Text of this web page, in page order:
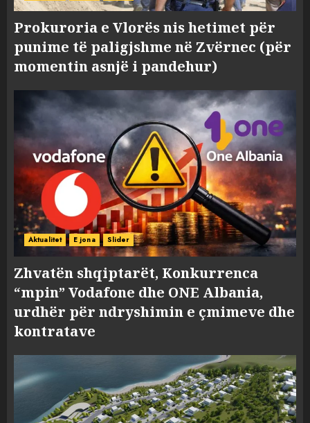
Prokuroria e Vlorës nis hetimet për
punime të paligjshme në Zvërnec (për
momentin asnjë i pandehur)
Aktualitet E jona Slider
Zhvatën shqiptarët, Konkurrenca
“mpin” Vodafone dhe ONE Albania,
urdhër për ndryshimin e çmimeve dhe
kontratave